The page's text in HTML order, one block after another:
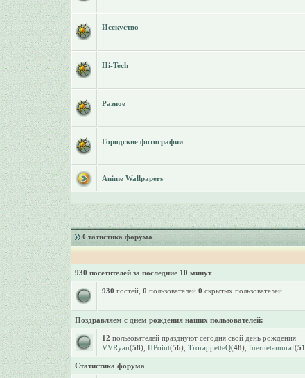
Исскуство
Hi-Tech
Разное
Городские фотографии
Anime Wallpapers
Статистика форума
930 посетителей за последние 10 минут
930 гостей, 0 пользователей 0 скрытых пользователей
Поздравляем с днем рождения наших пользователей:
12 пользователей празднуют сегодня свой день рождения
VVRyan(58), HPoint(56), TrorappetteQ(48), fuernetamnraf(51
Статистика форума